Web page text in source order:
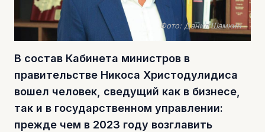
Фото: Данил Шамкин
В состав Кабинета министров в
правительстве Никоса Христодулидиса
вошел человек, сведущий как в бизнесе,
так и в государственном управлении:
прежде чем в 2023 году возглавить